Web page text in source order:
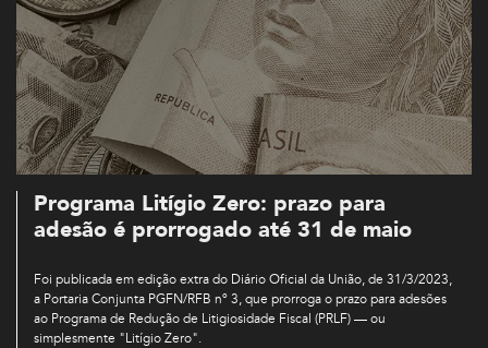
Programa Litígio Zero: prazo para
adesão é prorrogado até 31 de maio
Foi publicada em edição extra do Diário Oficial da União, de 31/3/2023,
a Portaria Conjunta PGFN/RFB nº 3, que prorroga o prazo para adesões
ao Programa de Redução de Litigiosidade Fiscal (PRLF) — ou
simplesmente "Litígio Zero".